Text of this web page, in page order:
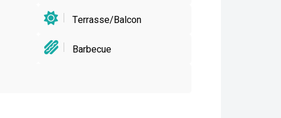
Terrasse/Balcon
Barbecue